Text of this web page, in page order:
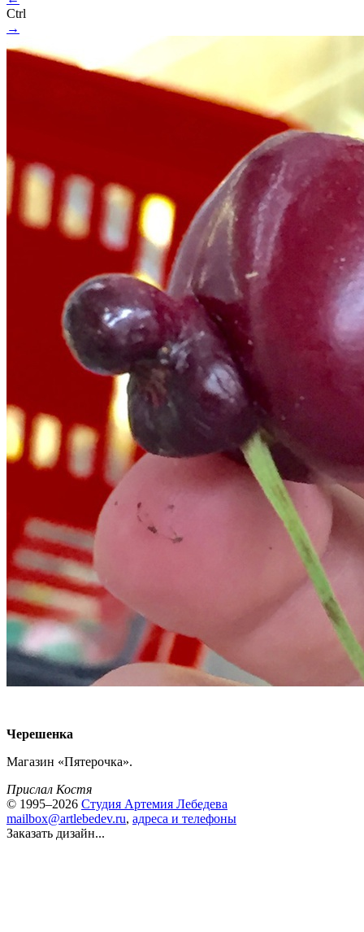
Ctrl
→
Черешенка
Магазин «Пятерочка».
Прислал Костя
© 1995–2026 Студия Артемия Лебедева
mailbox@artlebedev.ru, адреса и телефоны
Заказать дизайн...